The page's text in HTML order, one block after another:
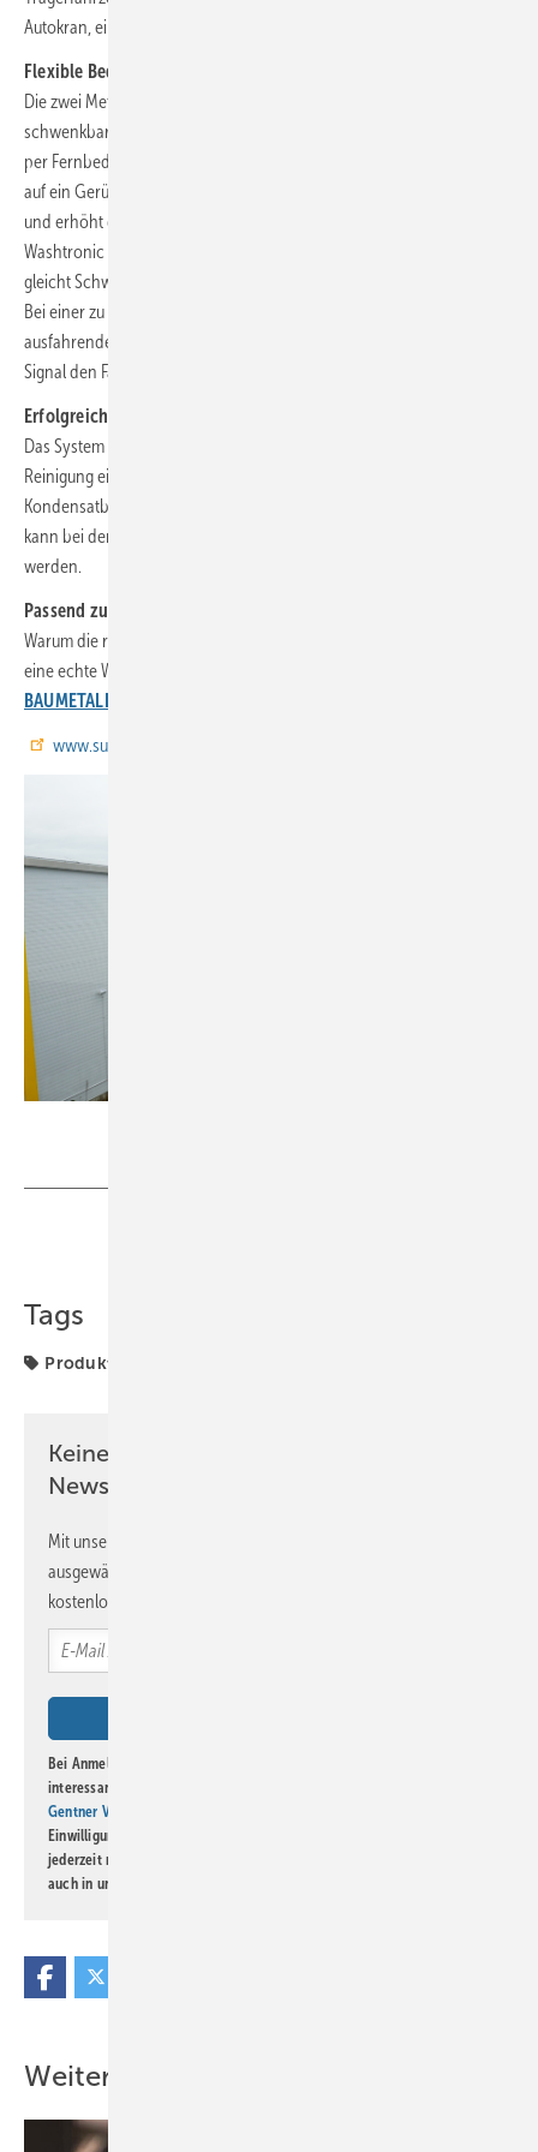
Autokran, einen Gabelstapler oder einen Teleskoplader.
Flexible Bedienung und erhöhte Sicherheit
Die zwei Meter lange Bürste des WallCleaners ist um 90 Grad
schwenkbar und allseitig drehbar aufgehängt. Die Steuerung erfolgt
per Fernbedienung vom Boden aus, sodass der Fahrzeugführer nicht
auf ein Gerüst steigen muss. Dies reduziert die Unfallgefahr deutlich
und erhöht die Sicherheit. Während der Reinigung hält die patentierte
Washtronic den Auflagedruck der Bürste automatisch konstant und
gleicht Schwankungen durch die Bewegung des Schwenkarms aus.
Bei einer zu starken Belastung der Fassade oder einem zu weit
ausfahrenden Schwenkarm warnt ein optisches und akustisches
Signal den Fahrer.
Erfolgreicher Praxiseinsatz bei Kühlhäusern
Das System wurde bereits erfolgreich bei einem Kunden im Allgäu zur
Reinigung einer Kühlhausfassade eingesetzt, wo durch
Kondensatbildung häufig Schimmelpilze entstehen. Der WallCleaner
kann bei der SunBrush mobil GmbH im bayerischen Lachen getestet
werden.
Passend zum Thema
Warum die regelmäßige Pflege von Metallfassaden für Fachbetriebe
eine echte Wertanlage ist veranschaulicht dieses umfangreiche
BAUMETALL-Extra!
www.sunbrushmobil.com
Tags
Produkte
Keine Zeit? Kein Problem mit dem BM
Newsletter!
Mit unserem Newsletter erhalten Sie regelmäßig von uns
ausgewählte Informationen und Neuigkeiten, gebündelt und
kostenlos direkt ins Postfach.
Bei Anmeldung zu diesem Newsletter bin ich damit einverstanden, über
interessante Verlags- und Online-Angebote
Gentner Verlag GmbH & Co. KG
Einwilligung kann ich jederzeit widerrufen und eine Abmeldung ist
jederzeit möglich. Informationen zum Umgang mit Daten finden Sie
auch in unserer
Weitere Inhalte